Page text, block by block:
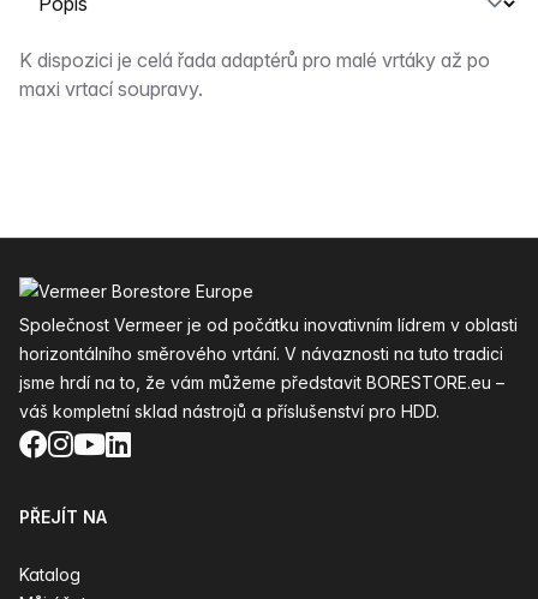
Popis
K dispozici je celá řada adaptérů pro malé vrtáky až po
maxi vrtací soupravy.
Společnost Vermeer je od počátku inovativním lídrem v oblasti
horizontálního směrového vrtání. V návaznosti na tuto tradici
jsme hrdí na to, že vám můžeme představit BORESTORE.eu –
váš kompletní sklad nástrojů a příslušenství pro HDD.
Facebook
Instagram
YouTube
LinkedIn
PŘEJÍT NA
Katalog